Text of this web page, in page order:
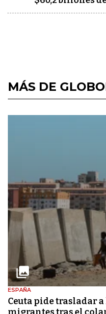
MÁS DE
ESPAÑA
Ceuta pide trasladar